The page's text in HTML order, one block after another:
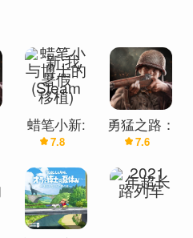
蜡笔小新:
我与博士的
暑假(Steam
移植)
7.8
勇猛之路：
二战（国际
服）
7.6